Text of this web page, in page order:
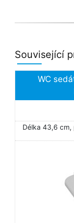
Související
WC
Délka 43,6